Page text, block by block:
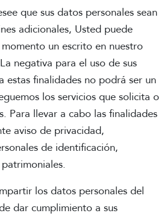
que sus datos personales sean
adicionales, Usted puede
un escrito en nuestro
negativa para el uso de sus
estas finalidades no podrá ser un
los servicios que solicita o
Para llevar a cabo las finalidades
aviso de privacidad,
de identificación,
los datos personales del
dar cumplimiento a sus